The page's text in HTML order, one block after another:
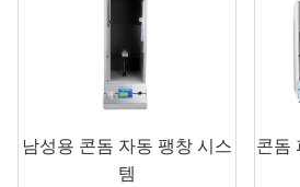
남성용 콘돔 자동 팽창 시스
템
콘돔